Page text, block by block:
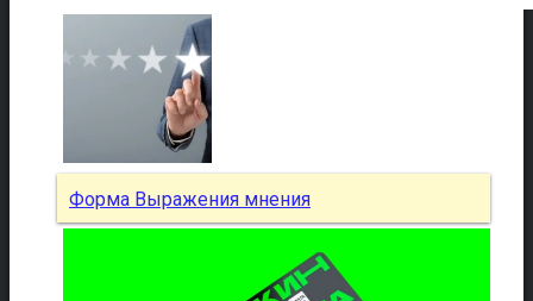
Форма Выражения мнения